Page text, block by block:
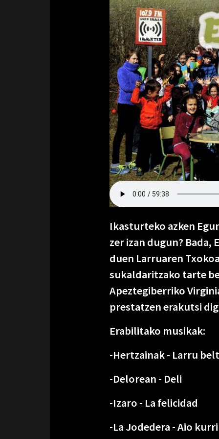
Ikasturteko azken
zer izan dugun?
duen Larruaren
sukaldaritzako tarte
Apeztegiberriko
prestatzen erakutsi
Erabilitako musikak:
-Hertzainak - Larru
-Delorean - Deli
-Izaro - La felicidad
-La Jodedera - Aio